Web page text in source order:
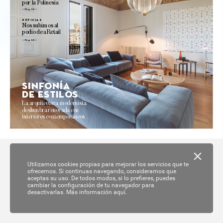
La arquitectura modernista
deslumbra renovada con
interiores contemporáneos
Sinfonía
de estilos
por la Polinesia
Pág. 76
Nos subimos al
podio de aRetail
noticias
Pág. 52
Utilizamos cookies propias para mejorar los servicios que te
ofrecemos. Si continuas navegando, consideramos que
aceptas su uso. De todos modos, si lo prefieres, puedes
cambiar la configuración de tu navegador para
desactivarlas. Más información aquí.